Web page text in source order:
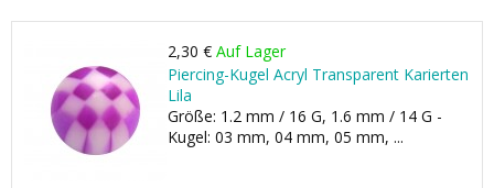
2,30 € Auf Lager
Piercing-Kugel Acryl Transparent Karierten
Lila
Größe: 1.2 mm / 16 G, 1.6 mm / 14 G -
Kugel: 03 mm, 04 mm, 05 mm, ...